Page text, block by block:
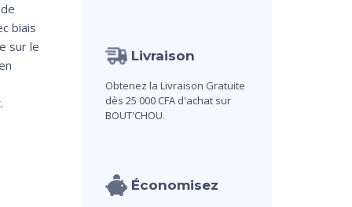
biais
sur le
Livraison
Obtenez la Livraison Gratuite
dès 25 000 CFA d'achat sur
BOUT'CHOU.
Économisez